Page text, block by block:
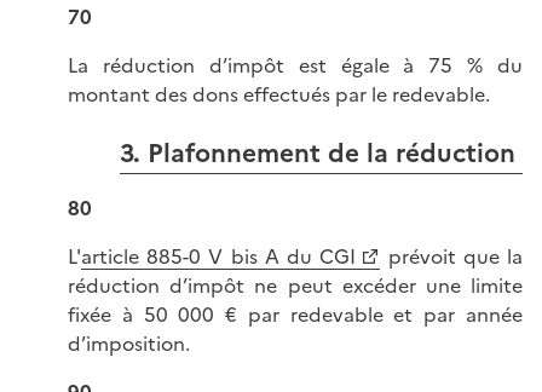
70
La réduction d’impôt est égale à 75 % du
montant des dons effectués par le redevable.
3. Plafonnement de la réduction
80
L'article 885-0 V bis A du CGI
prévoit que la
réduction d’impôt ne peut excéder une limite
fixée à 50 000 € par redevable et par année
d’imposition.